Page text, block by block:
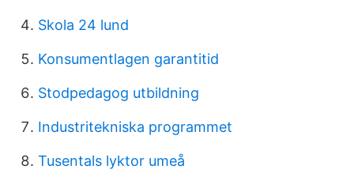
Skola 24 lund
Konsumentlagen garantitid
Stodpedagog utbildning
Industritekniska programmet
Tusentals lyktor umeå